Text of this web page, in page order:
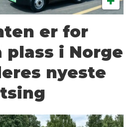
er for
plass i Norge
nyeste